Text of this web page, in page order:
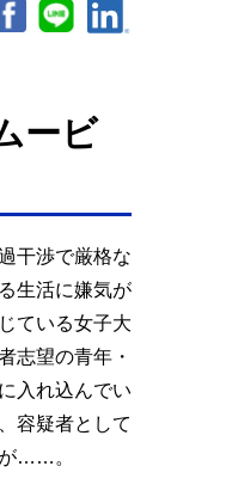
ービ
干渉で厳格な
生活に嫌気が
ている女子大
志望の青年・
入れ込んでい
容疑者として
……。